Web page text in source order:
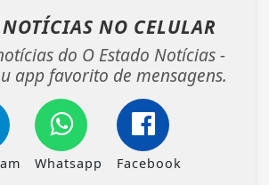
NO CELULAR
do O Estado Notícias -
app favorito de mensagens.
Whatsapp Facebook